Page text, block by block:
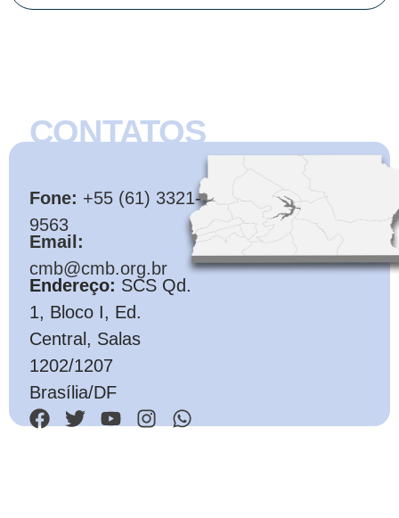
CONTATOS
Fone: +55 (61) 3321-
9563
Email:
cmb@cmb.org.br
Endereço: SCS Qd.
1, Bloco I, Ed.
Central, Salas
1202/1207
Brasília/DF